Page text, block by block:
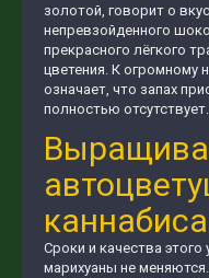
золотой, говорит о
непревзойденного
прекрасного лёгкого
цветения. К огромному
означает, что запах
полностью
Сроки и качества этого
марихуаны не